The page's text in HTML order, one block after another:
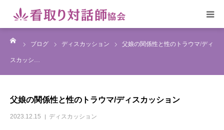
ブログ ディスカッション 父娘の関係性と性のトラウマ/ディ
スカッシ…
父娘の関係性と性のトラウマ/ディスカッション
2023.12.15 ディスカッション
ホーム
心の介護相談室